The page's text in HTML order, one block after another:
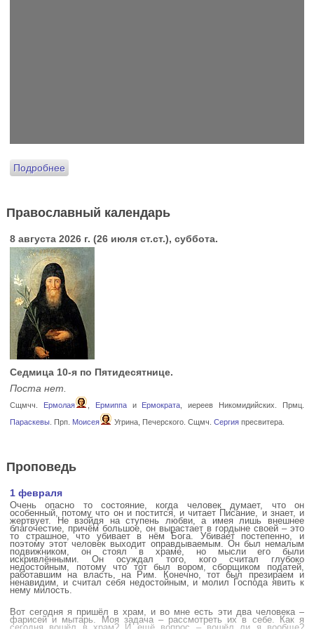
Подробнее
Православный календарь
8 августа 2026 г. (26 июля ст.ст.), суббота.
Седмица 10-я по Пятидесятнице.
Поста нет.
Сщмчч. Ермолая Ермиппаи Ермократа , иереев Никомидийских. Прмц.
Параскевы. Прп. Моисея Угрина, Печерского. Сщмч. Сергияпресвитера.
Проповедь
1 февраля
Очень опасно то состояние, когда человек думает, что он
особенный, потому что он и постится, и читает Писание, и знает, и
жертвует. Не взойдя на ступень любви, а имея лишь внешнее
благочестие, причём большое, он вырастает в гордыне своей – это
то страшное, что убивает в нём Бога. Убивает постепенно, и
поэтому этот человек выходит оправдываемым. Он был немалым
подвижником, он стоял в храме, но мысли его были
искривлёнными. Он осуждал того, кого считал глубоко
недостойным, потому что тот был вором, сборщиком податей,
работавшим на власть, на Рим. Конечно, тот был презираем и
ненавидим, и считал себя недостойным, и молил Господа явить к
нему милость.
Вот сегодня я пришёл в храм, и во мне есть эти два человека –
фарисей и мытарь. Моя задача – рассмотреть их в себе. Как я